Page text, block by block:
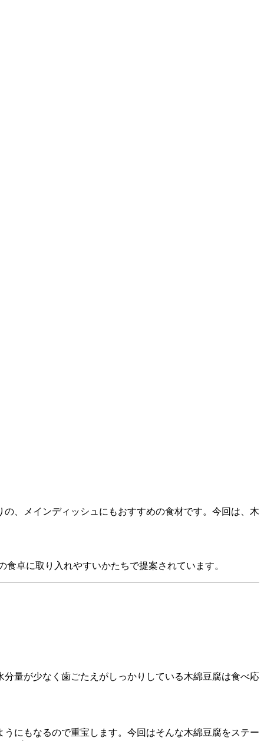
、メインディッシュにもおすすめの食材です。今回は、木
卓に取り入れやすいかたちで提案されています。
量が少なく歯ごたえがしっかりしている木綿豆腐は食べ応
にもなるので重宝します。今回はそんな木綿豆腐をステー